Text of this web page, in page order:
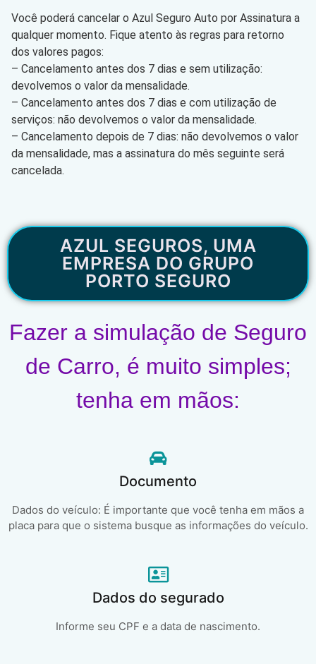
Você poderá cancelar o Azul Seguro Auto por Assinatura a
qualquer momento. Fique atento às regras para retorno
dos valores pagos:
– Cancelamento antes dos 7 dias e sem utilização:
devolvemos o valor da mensalidade.
– Cancelamento antes dos 7 dias e com utilização de
serviços: não devolvemos o valor da mensalidade.
– Cancelamento depois de 7 dias: não devolvemos o valor
da mensalidade, mas a assinatura do mês seguinte será
cancelada.
AZUL SEGUROS, UMA
EMPRESA DO GRUPO
PORTO SEGURO
Fazer a simulação de Seguro
de Carro, é muito simples;
tenha em mãos:
Documento
Dados do veículo: É importante que você tenha em mãos a
placa para que o sistema busque as informações do veículo.
Dados do segurado
Informe seu CPF e a data de nascimento.